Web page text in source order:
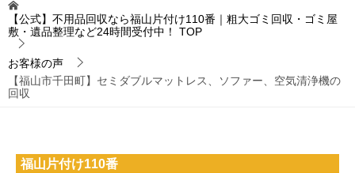
【公式】不用品回収なら福山片付け110番｜粗大ゴミ回収・ゴミ屋
敷・遺品整理など24時間受付中！
TOP
お客様の声
【福山市千田町】セミダブルマットレス、ソファー、空気清浄機の
回収
福山片付け110番